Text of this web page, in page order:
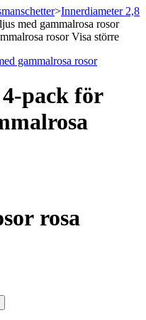
>Innerdiameter 2,8
med gammalrosa rosor
Visa större
pack för
rosa